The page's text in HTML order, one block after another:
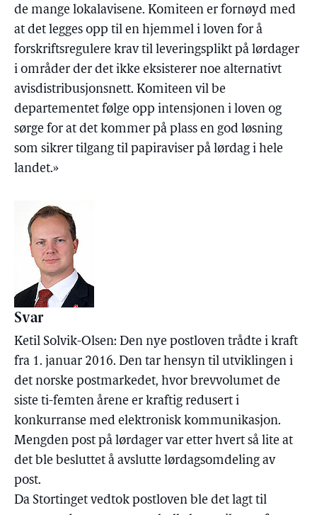
de mange lokalavisene. Komiteen er fornøyd med
at det legges opp til en hjemmel i loven for å
forskriftsregulere krav til leveringsplikt på lørdager
i områder der det ikke eksisterer noe alternativt
avisdistribusjonsnett. Komiteen vil be
departementet følge opp intensjonen i loven og
sørge for at det kommer på plass en god løsning
som sikrer tilgang til papiraviser på lørdag i hele
landet.»
Svar
Ketil Solvik-Olsen: Den nye postloven trådte i kraft
fra 1. januar 2016. Den tar hensyn til utviklingen i
det norske postmarkedet, hvor brevvolumet de
siste ti-femten årene er kraftig redusert i
konkurranse med elektronisk kommunikasjon.
Mengden post på lørdager var etter hvert så lite at
det ble besluttet å avslutte lørdagsomdeling av
post.
Da Stortinget vedtok postloven ble det lagt til